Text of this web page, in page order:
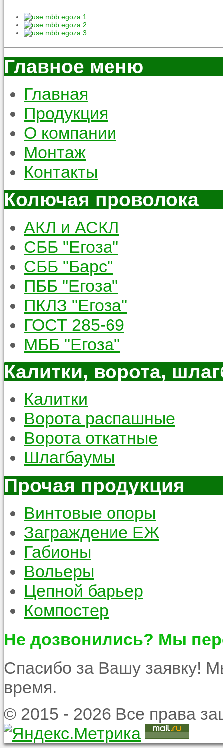
Главное меню
Главная
Продукция
О компании
Монтаж
Контакты
Колючая проволока
АКЛ и АСКЛ
СББ "Егоза"
СББ "Барс"
ПББ "Егоза"
ПКЛЗ "Егоза"
ГОСТ 285-69
МББ "Егоза"
Калитки, ворота,
Калитки
Ворота распашные
Ворота откатные
Шлагбаумы
Прочая продукция
Винтовые опоры
Заграждение ЕЖ
Габионы
Вольеры
Цепной барьер
Компостер
Не дозвонились? Мы
Спасибо за Вашу заявку!
время.
© 2015 - 2026 Все права